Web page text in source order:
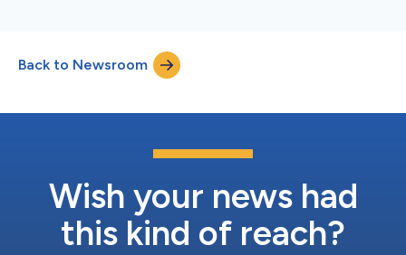
Back to Newsroom
Wish your news had
this kind of reach?